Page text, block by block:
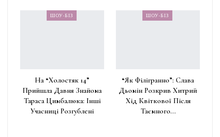
ШОУ-БІЗ
На “Холостяк 14”
Прийшла Давня Знайома
Тараса Цимбалюка: Інші
Учасниці Розгублені
ШОУ-БІЗ
“Як Філігранно”: Слава
Дьомін Розкрив Хитрий
Хід Квіткової Після
Таємного…